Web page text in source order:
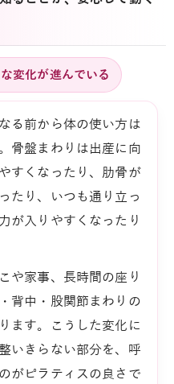
変化が進んでいる
る前から体の使い方は
骨盤まわりは出産に向
すくなったり、肋骨が
たり、いつも通り立っ
が入りやすくなったり
や家事、長時間の座り
背中・股関節まわりの
ます。こうした変化に
いきらない部分を、呼
がピラティスの良さで